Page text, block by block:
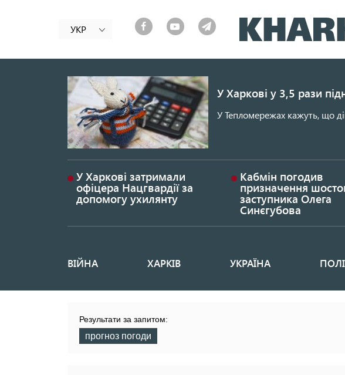
УКР
У Харкові у 3,5 рази
У Тепломережах кажуть, що
У Харкові затримали
офіцера Нацгвардії за
допомогу ухилянту
Кабмін погодив
призначення
заступника Олега
Синєгубова
Основная
ВІЙНА ХАРКІВ УКРАЇНА
Результати за запитом:
прогноз погоди